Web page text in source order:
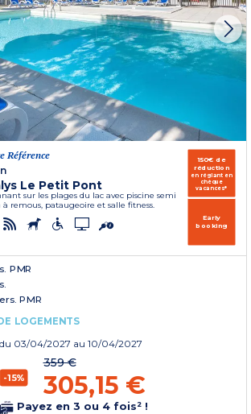
Référence
Le Petit Pont
sur les plages du lac avec piscine semi
remous, pataugeoire et salle fitness.
150€ de
réduction
en réglant en
chèque
vacances*
Early
booking
PMR
PMR
LOGEMENTS
du 03/04/2027 au 10/04/2027
-15%
359 €
305,15 €
Payez en 3 ou 4 fois² !